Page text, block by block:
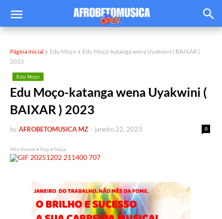
Página inicial Edu Moço
Edu Moço-katanga wena Uyakwini ( BAIXAR )
2023
Edu Moço
Edu Moço-katanga wena Uyakwini (
BAIXAR ) 2023
by AFROBETOMUSICA MZ 0
- janeiro 22, 2023
Afro House • Pop • Naija